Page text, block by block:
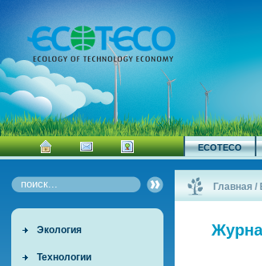
ECOTECO
Экология
Технологии
Главная /